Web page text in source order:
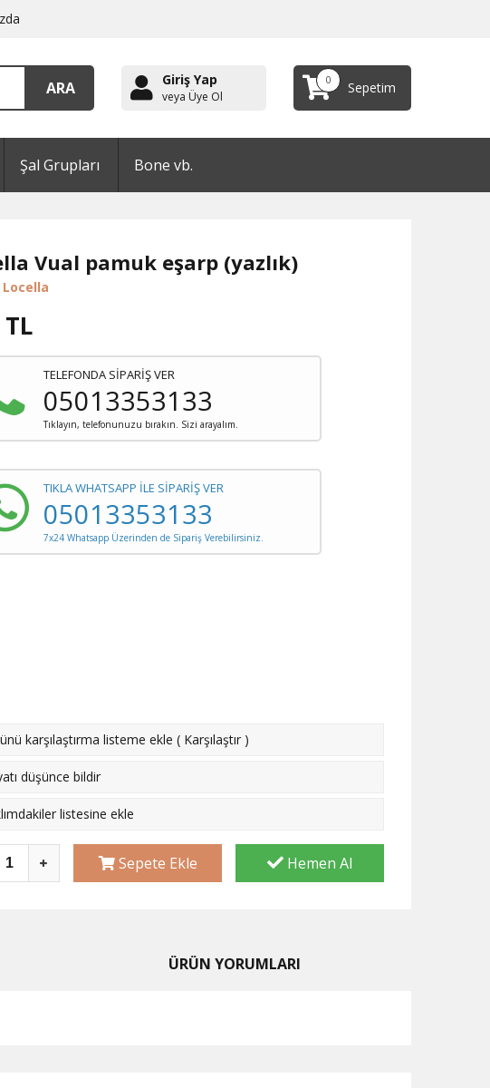
Giriş Yap
veya Üye Ol
0 Sepetim
Şal Grupları Bone vb.
Vual pamuk eşarp (yazlık)
Locella
TL
TELEFONDA SİPARİŞ VER
05013353133
Tıklayın, telefonunuzu bırakın. Sizi arayalım.
TIKLA WHATSAPP İLE SİPARİŞ VER
05013353133
7x24 Whatsapp Üzerinden de Sipariş Verebilirsiniz.
karşılaştırma listeme ekle ( Karşılaştır )
düşünce bildir
listesine ekle
Sepete Ekle Hemen Al
ÜRÜN YORUMLARI